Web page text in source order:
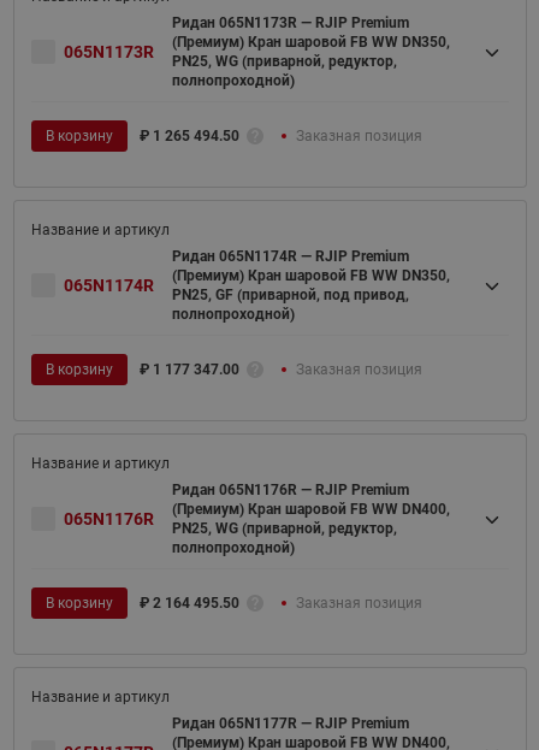
065N1173R
Ридан 065N1173R — RJIP Premium
(Премиум) Кран шаровой FB WW DN350,
PN25, WG (приварной, редуктор,
полнопроходной)
В корзину ₽ 1 265 494.50 Заказная позиция
065N1174R
Ридан 065N1174R — RJIP Premium
(Премиум) Кран шаровой FB WW DN350,
PN25, GF (приварной, под привод,
полнопроходной)
В корзину ₽ 1 177 347.00 Заказная позиция
065N1176R
Ридан 065N1176R — RJIP Premium
(Премиум) Кран шаровой FB WW DN400,
PN25, WG (приварной, редуктор,
полнопроходной)
В корзину ₽ 2 164 495.50 Заказная позиция
Ридан 065N1177R — RJIP Premium
(Премиум) Кран шаровой FB WW DN400,